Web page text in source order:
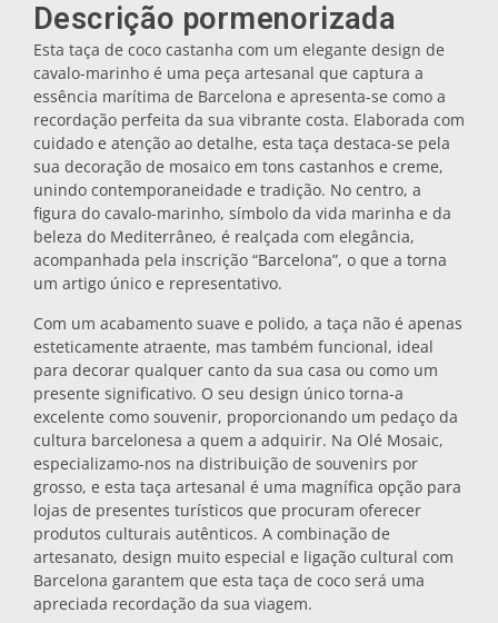
Bases de copos
Tampas
Galheteiros
Bases para tachos
Copos
Copos de shot
Lembranças por cidade
Descrição pormenorizada
Esta taça de coco castanha com um elegante design de
cavalo-marinho é uma peça artesanal que captura a
essência marítima de Barcelona e apresenta-se como a
recordação perfeita da sua vibrante costa. Elaborada com
cuidado e atenção ao detalhe, esta taça destaca-se pela
sua decoração de mosaico em tons castanhos e creme,
unindo contemporaneidade e tradição. No centro, a
figura do cavalo-marinho, símbolo da vida marinha e da
beleza do Mediterrâneo, é realçada com elegância,
acompanhada pela inscrição “Barcelona”, o que a torna
um artigo único e representativo.
Com um acabamento suave e polido, a taça não é apenas
esteticamente atraente, mas também funcional, ideal
para decorar qualquer canto da sua casa ou como um
presente significativo. O seu design único torna-a
excelente como souvenir, proporcionando um pedaço da
cultura barcelonesa a quem a adquirir. Na Olé Mosaic,
especializamo-nos na distribuição de souvenirs por
grosso, e esta taça artesanal é uma magnífica opção para
lojas de presentes turísticos que procuram oferecer
produtos culturais autênticos. A combinação de
artesanato, design muito especial e ligação cultural com
Barcelona garantem que esta taça de coco será uma
apreciada recordação da sua viagem.